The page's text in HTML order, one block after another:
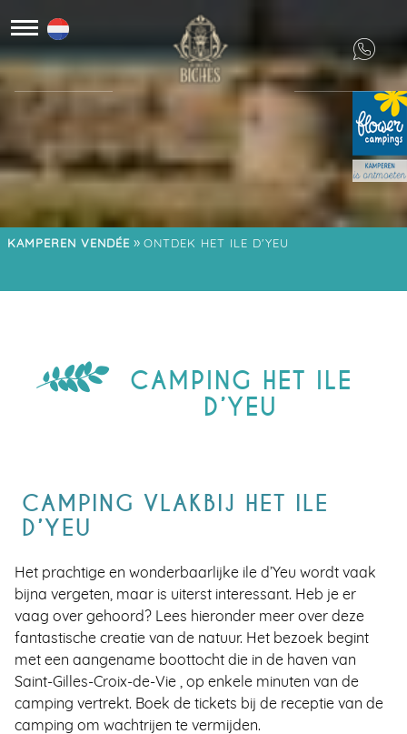
KAMPEREN VENDÉE » ONTDEK HET ILE D'YEU
CAMPING HET ILE
D’YEU
CAMPING VLAKBIJ HET ILE
D’YEU
Het prachtige en wonderbaarlijke ile d’Yeu wordt vaak
bijna vergeten, maar is uiterst interessant. Heb je er
vaag over gehoord? Lees hieronder meer over deze
fantastische creatie van de natuur. Het bezoek begint
met een aangename boottocht die in de haven van
Saint-Gilles-Croix-de-Vie , op enkele minuten van de
camping vertrekt. Boek de tickets bij de receptie van de
camping om wachtrijen te vermijden.